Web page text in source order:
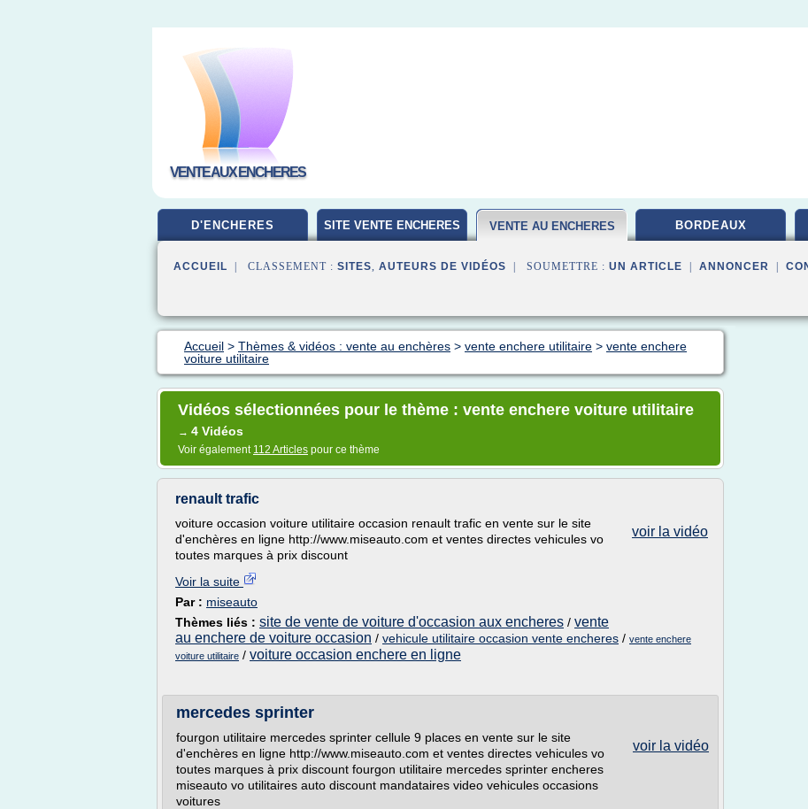
VENTE AUX ENCHERES
D'ENCHERES SITE VENTE ENCHERES VENTE AU ENCHERES BORDEAUX
ACCUEIL | CLASSEMENT : SITES, AUTEURS DE VIDÉOS | SOUMETTRE : UN ARTICLE ANNONCER
Accueil > Thèmes & vidéos : vente au enchères > vente enchere utilitaire > vente enchere
voiture utilitaire
Vidéos sélectionnées pour le thème : vente enchere voiture utilitaire
→ 4 Vidéos
Voir également 112 Articles pour ce thème
renault trafic
voir la vidéo
voiture occasion voiture utilitaire occasion renault trafic en vente sur le site
d'enchères en ligne http://www.miseauto.com et ventes directes vehicules vo
toutes marques à prix discount
Voir la suite
Par : miseauto
Thèmes liés : site de vente de voiture d'occasion aux encheres / vente
au enchere de voiture occasion / vehicule utilitaire occasion vente encheres / vente enchere
voiture utilitaire / voiture occasion enchere en ligne
mercedes sprinter
voir la vidéo
fourgon utilitaire mercedes sprinter cellule 9 places en vente sur le site
d'enchères en ligne http://www.miseauto.com et ventes directes vehicules vo
toutes marques à prix discount fourgon utilitaire mercedes sprinter encheres
miseauto vo utilitaires auto discount mandataires video vehicules occasions
voitures